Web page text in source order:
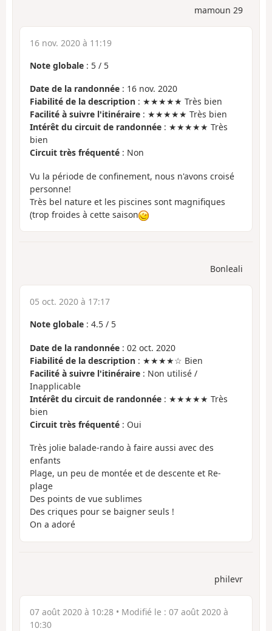
mamoun 29
16 nov. 2020 à 11:19
Note globale : 5 / 5
Date de la randonnée : 16 nov. 2020
Fiabilité de la description : ★★★★★ Très bien
Facilité à suivre l'itinéraire : ★★★★★ Très bien
Intérêt du circuit de randonnée : ★★★★★ Très
bien
Circuit très fréquenté : Non
Vu la période de confinement, nous n'avons croisé
personne!
Très bel nature et les piscines sont magnifiques
(trop froides à cette saison
Bonleali
05 oct. 2020 à 17:17
Note globale : 4.5 / 5
Date de la randonnée : 02 oct. 2020
Fiabilité de la description : ★★★★☆ Bien
Facilité à suivre l'itinéraire : Non utilisé /
Inapplicable
Intérêt du circuit de randonnée : ★★★★★ Très
bien
Circuit très fréquenté : Oui
Très jolie balade-rando à faire aussi avec des
enfants
Plage, un peu de montée et de descente et Re-
plage
Des points de vue sublimes
Des criques pour se baigner seuls !
On a adoré
philevr
07 août 2020 à 10:28 • Modifié le : 07 août 2020 à
10:30